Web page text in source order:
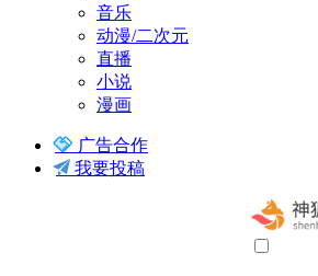
音乐
动漫/二次元
直播
小说
漫画
广告合作
我要投稿